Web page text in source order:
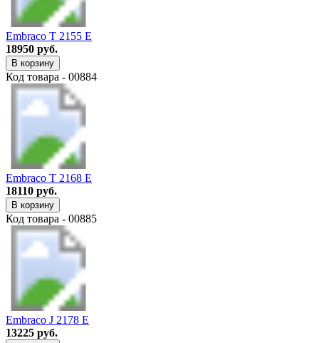
Embraco T 2155 E
18950 руб.
В корзину
Код товара - 00884
Embraco T 2168 E
18110 руб.
В корзину
Код товара - 00885
Embraco J 2178 E
13225 руб.